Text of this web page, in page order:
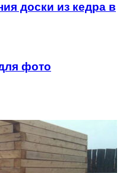
доски из кедра в
фото